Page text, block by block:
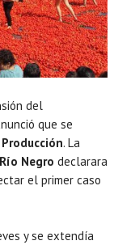
del
que se
. La
Río Negro declarara
el primer caso
y se extendía